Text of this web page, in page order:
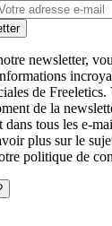
newsletter,
de
de la
dans tous les e-
plus sur le
politique de